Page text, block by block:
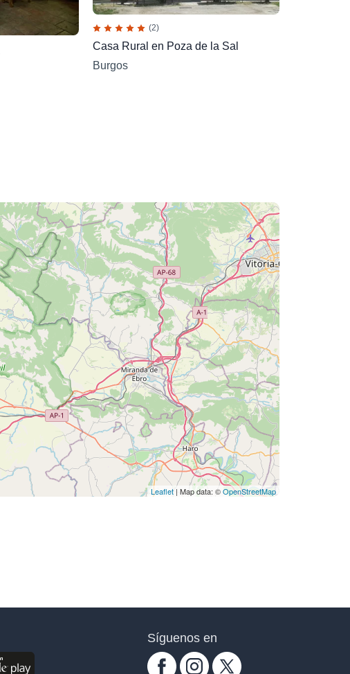
(2)
Casa Rural en Poza de la Sal
Burgos
Leaflet | Map data: ©OpenStreetMap
Síguenos en